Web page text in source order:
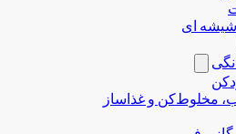
ای
مخلوط‌کن و غذاساز